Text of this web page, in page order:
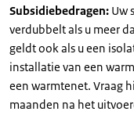
Subsidiebedragen: Uw
verdubbelt als u meer
geldt ook als u een
installatie van een
een warmtenet. Vraag
maanden na het